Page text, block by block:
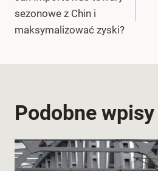
sezonowe z Chin i
maksymalizować zyski?
Podobne wpisy